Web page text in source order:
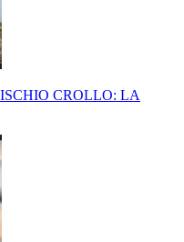
CROLLO: LA